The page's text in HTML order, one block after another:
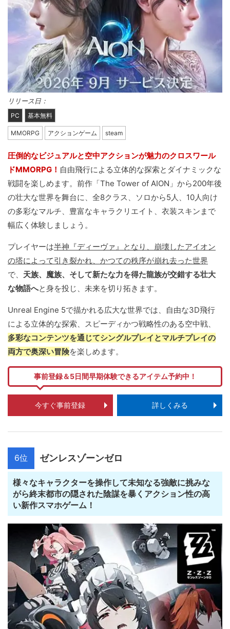
リリース日：
PC 基本無料
MMORPG アクションゲーム steam
圧倒的なビジュアルと空中アクションが魅力のクロスワール
ドMMORPG！ 自由飛行による立体的な探索とダイナミックな
戦闘を楽しめます。前作「The Tower of AION」から200年後
の壮大な世界を舞台に、全8クラス、ソロから5人、10人向け
の多彩なマルチ、豊富なキャラクリエイト、衣装スキンまで
幅広く体験しましょう。
プレイヤーは半神『ディーヴァ』となり、崩壊したアイオン
の塔によって引き裂かれ、かつての秩序が崩れ去った世界
で、 天族、魔族、そして新たな力を得た龍族が交錯する壮大
な物語へと身を投じ、未来を切り拓きます。
Unreal Engine 5で描かれる広大な世界では、自由な3D飛行
による立体的な探索、スピーディかつ戦略性のある空中戦、
多彩なコンテンツを通じてシングルプレイとマルチプレイの
両方で奥深い冒険を楽しめます。
事前登録＆5日間早期体験できるアイテム予約中！
今すぐ事前登録 詳しくみる
6位 ゼンレスゾーンゼロ
様々なキャラクターを操作して未知なる強敵に挑みな
がら終末都市の隠された陰謀を暴くアクション性の高
い新作スマホゲーム！